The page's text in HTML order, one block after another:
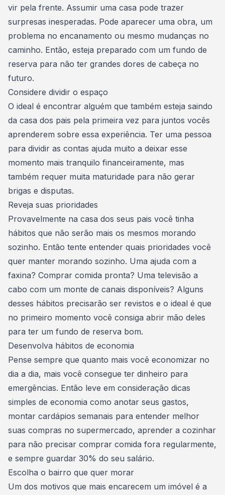
vir pela frente. Assumir uma casa pode trazer
surpresas inesperadas. Pode aparecer uma obra, um
problema no encanamento ou mesmo mudanças no
caminho. Então, esteja preparado com um fundo de
reserva para não ter grandes dores de cabeça no
futuro.
Considere dividir o espaço
O ideal é encontrar alguém que também esteja saindo
da casa dos pais pela primeira vez para juntos vocês
aprenderem sobre essa experiência. Ter uma pessoa
para dividir as contas ajuda muito a deixar esse
momento mais tranquilo financeiramente, mas
também requer muita maturidade para não gerar
brigas e disputas.
Reveja suas prioridades
Provavelmente na casa dos seus pais você tinha
hábitos que não serão mais os mesmos morando
sozinho. Então tente entender quais prioridades você
quer manter morando sozinho. Uma ajuda com a
faxina? Comprar comida pronta? Uma televisão a
cabo com um monte de canais disponíveis? Alguns
desses hábitos precisarão ser revistos e o ideal é que
no primeiro momento você consiga abrir mão deles
para ter um fundo de reserva bom.
Desenvolva hábitos de economia
Pense sempre que quanto mais você economizar no
dia a dia, mais você consegue ter dinheiro para
emergências. Então leve em consideração dicas
simples de economia como anotar seus gastos,
montar cardápios semanais para entender melhor
suas compras no supermercado, aprender a cozinhar
para não precisar comprar comida fora regularmente,
e sempre guardar 30% do seu salário.
Escolha o bairro que quer morar
Um dos motivos que mais encarecem um imóvel é a